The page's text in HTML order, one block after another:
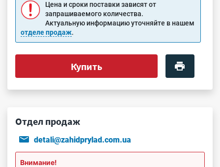
Цена и сроки поставки зависят от
запрашиваемого количества.
Актуальную информацию уточняйте в нашем
отделе продаж.
Купить
Отдел продаж
detali@zahidprylad.com.ua
Внимание!